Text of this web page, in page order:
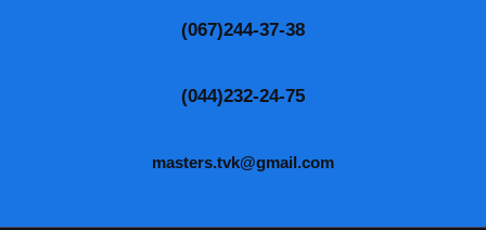
(067)244-37-38
(044)232-24-75
masters.tvk@gmail.com